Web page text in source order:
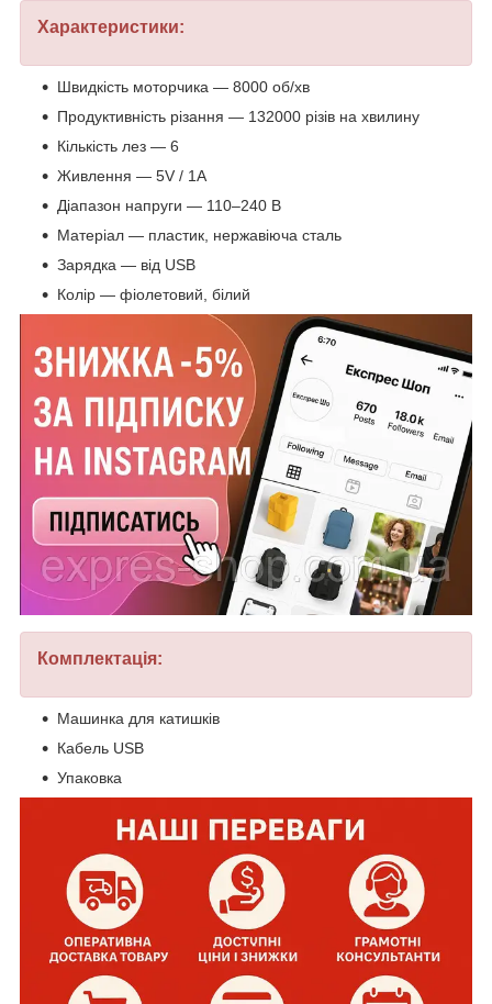
Характеристики:
Швидкість моторчика — 8000 об/хв
Продуктивність різання — 132000 різів на хвилину
Кількість лез — 6
Живлення — 5V / 1A
Діапазон напруги — 110–240 В
Матеріал — пластик, нержавіюча сталь
Зарядка — від USB
Колір — фіолетовий, білий
Комплектація:
Машинка для катишків
Кабель USB
Упаковка